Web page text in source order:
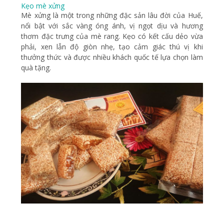
Kẹo mè xửng
Mè xửng là một trong những đặc sản lâu đời của Huế,
nổi bật với sắc vàng óng ánh, vị ngọt dịu và hương
thơm đặc trưng của mè rang. Kẹo có kết cấu dẻo vừa
phải, xen lẫn độ giòn nhẹ, tạo cảm giác thú vị khi
thưởng thức và được nhiều khách quốc tế lựa chọn làm
quà tặng.